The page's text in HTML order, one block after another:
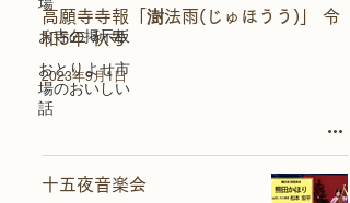
お寺の掲示板
おとりよせ市
場のおいしい
話
高願寺寺報「澍法雨(じゅほうう)」 令
和5年 秋号
2023年9月1日
十五夜音楽会